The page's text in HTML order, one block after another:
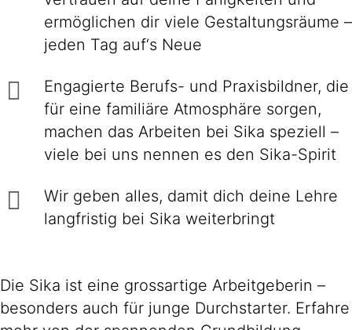
ermöglichen dir viele Gestaltungsräume –
jeden Tag auf‘s Neue
Engagierte Berufs- und Praxisbildner, die
für eine familiäre Atmosphäre sorgen,
machen das Arbeiten bei Sika speziell –
viele bei uns nennen es den Sika-Spirit
Wir geben alles, damit dich deine Lehre
langfristig bei Sika weiterbringt
Die Sika ist eine grossartige Arbeitgeberin –
besonders auch für junge Durchstarter. Erfahre